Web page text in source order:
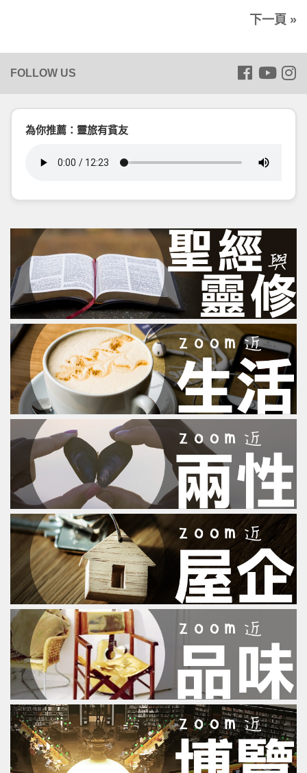
下一頁 »
為你推薦：靈旅有貧友